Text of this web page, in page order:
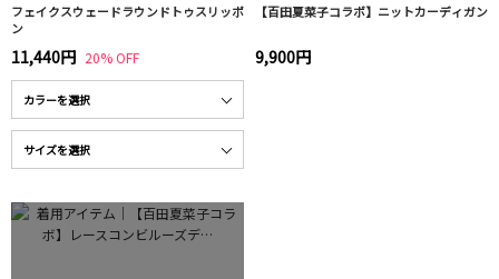
フェイクスウェードラウンドトゥスリッポ
ン
11,440円 20% OFF
【百田夏菜子コラボ】ニットカーディガン
9,900円